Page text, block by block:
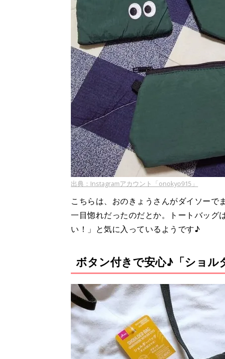
出典：Instagramアカウント「onokyo915」
こちらは、おのきょうさんがダイソーで
一目惚れだったのだとか。トートバッグ
い！」と気に入っているようです♪
ボタン付きで安心♪「ショル